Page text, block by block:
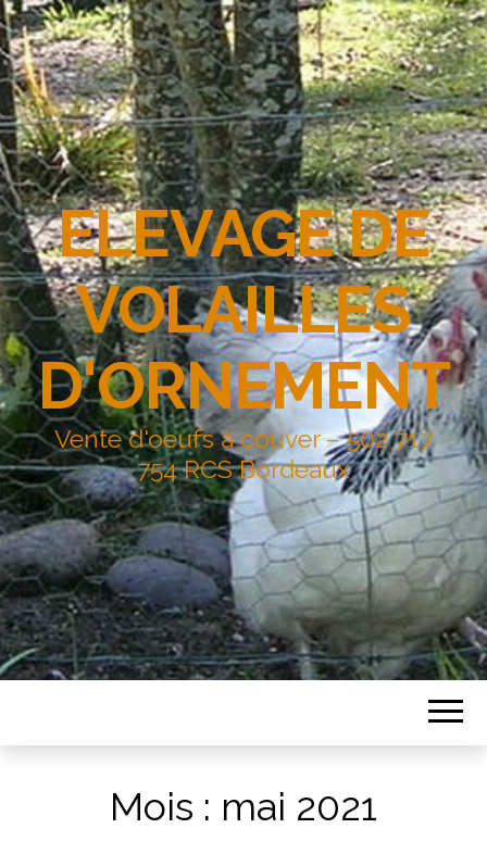
ELEVAGE DE
VOLAILLES
D'ORNEMENT
Vente d'oeufs à couver – 502 717
754 RCS Bordeaux
Mois : mai 2021